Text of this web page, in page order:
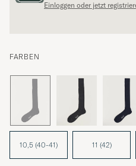
Einloggen oder jetzt
FARBEN
10,5 (40-41) 11 (42)